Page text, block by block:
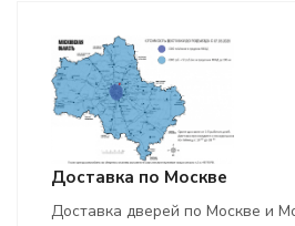
Доставка по Москве
Доставка дверей по Москве и